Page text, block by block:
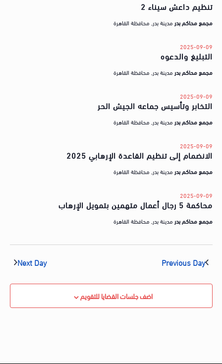
09-
09
e
c
d
a
t
.
تنظيم داعش سيناء 2
مجمع محاكم بدر مدينة بدر, محافظة القاهرة
التبليغ والدعوه
2025-09-09
مجمع محاكم بدر مدينة بدر, محافظة القاهرة
التخابر وتأسيس جماعه الجيش الحر
2025-09-09
مجمع محاكم بدر مدينة بدر, محافظة القاهرة
الانضمام إلى تنظيم القاعدة الإرهابي 2025
2025-09-09
مجمع محاكم بدر مدينة بدر, محافظة القاهرة
محاكمة 5 رجال أعمال متهمين بتمويل الإرهاب
2025-09-09
مجمع محاكم بدر مدينة بدر, محافظة القاهرة
Previous Day
Next Day
اضف جلسات القضايا للتقويم